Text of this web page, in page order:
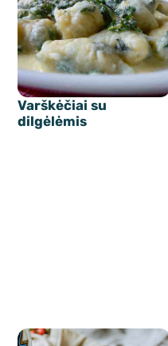
Varškėčiai su
dilgėlėmis